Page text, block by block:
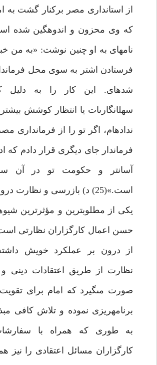
از استاندارى مصر بركنار گشت به
كه وى محزون و اندوهگين شده
نامه‏اى به او چنين نوشت: «به من
فرستادن اشتر به سوى محل
شده‏اى. اين كار را به
سهل‏انگارى‏ات يا انتظار كوشش
نداده‏ام، اگر تو را از فرماندارى
فرماندار جاى ديگرى قرار دادم كه
آسان‏تر و حكومت تو در آن
است.»(25) د) بازرسى و نظارت درونى‏
يكى از مطلوب‏ترين و مؤثرترين
حسن اعمال كارگزاران نظارتى
از درون بر عملكرد خويش
نظارت از طريق اعتقادات دينى
صورت مى‏گيرد كه امام براى
برنامه‏ريزى نموده و تلاش كافى
به طورى كه همراه با
كارگزاران مسائل اعتقادى را نيز